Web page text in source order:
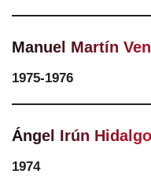
Manuel Martín
1975-1976
Ángel Irún Hidalgo
1974